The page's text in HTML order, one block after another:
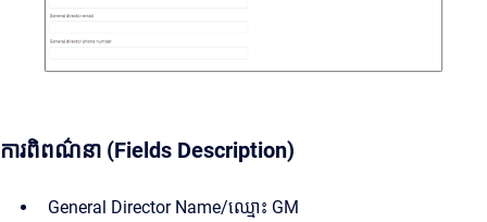
ការពិពណ៌នា (Fields Description)
General Director Name/ឈ្មោះ GM